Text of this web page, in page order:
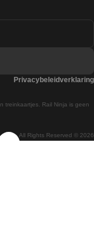
All Rights Reserved © 2026
treinkaartjes. Rail Ninja is geen
Privacybeleidverklaring